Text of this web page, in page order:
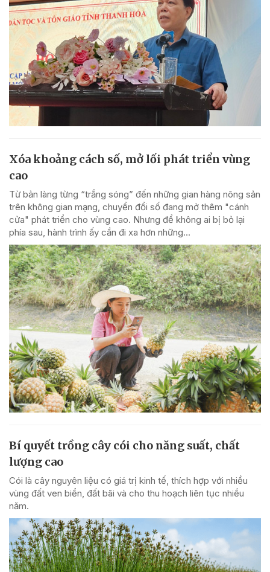
Xóa khoảng cách số, mở lối phát triển vùng
cao
Từ bản làng từng “trắng sóng” đến những gian hàng nông sản
trên không gian mạng, chuyển đổi số đang mở thêm "cánh
cửa" phát triển cho vùng cao. Nhưng để không ai bị bỏ lại
phía sau, hành trình ấy cần đi xa hơn những...
Bí quyết trồng cây cói cho năng suất, chất
lượng cao
Cói là cây nguyên liệu có giá trị kinh tế, thích hợp với nhiều
vùng đất ven biển, đất bãi và cho thu hoạch liên tục nhiều
năm.